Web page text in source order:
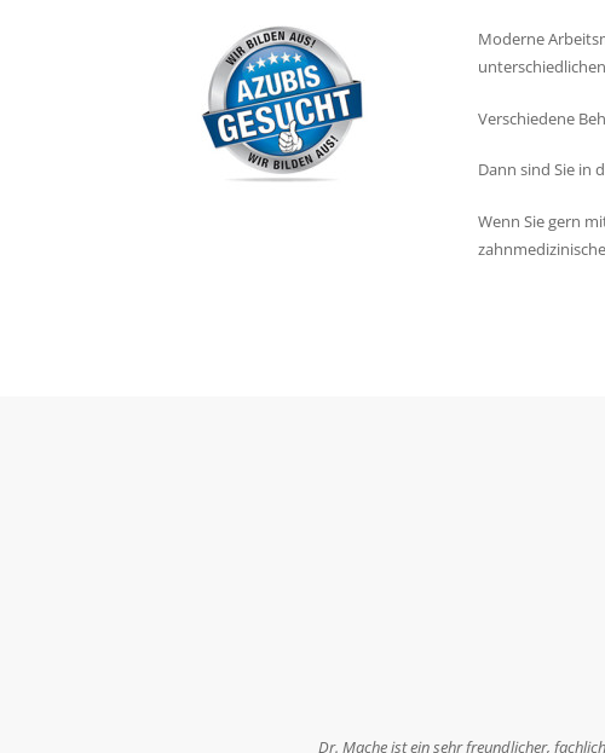
Moderne
Verschiedene
Dann sind Sie in
Wenn Sie gern
Es ist ein Jammer,